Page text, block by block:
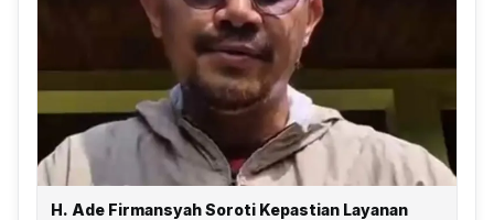
H. Ade Firmansyah Soroti Kepastian Layanan